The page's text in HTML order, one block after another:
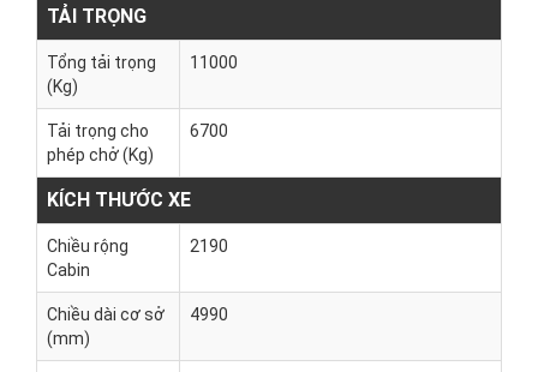
TẢI TRỌNG
Tổng tải trọng
(Kg)
11000
Tải trọng cho
phép chở (Kg)
6700
KÍCH THƯỚC XE
Chiều rộng
Cabin
2190
Chiều dài cơ sở
(mm)
4990